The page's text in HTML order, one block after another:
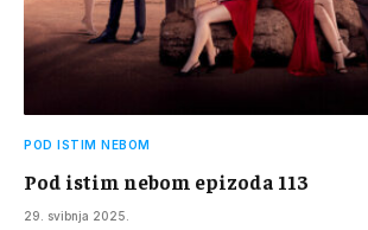
POD ISTIM NEBOM
Pod istim nebom epizoda 113
29. svibnja 2025.